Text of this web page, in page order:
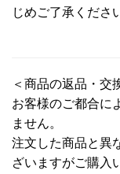
じめご了承くださ
＜商品の返品・交
お客様のご都合に
ません。
注文した商品と異
ざいますがご購入